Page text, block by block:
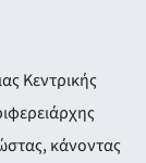
Κεντρικής
κάνοντας